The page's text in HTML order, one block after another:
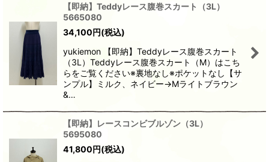
【即納】Teddyレース腹巻スカート（3L）
5665080
34,100円(税込)
yukiemon 【即納】Teddyレース腹巻スカート
（3L）Teddyレース腹巻スカート（M）はこち
らをご覧ください※裏地なし※ポケットなし【サ
ンプル】ミルク、ネイビー→Mライトブラウン
&…
【即納】レースコンビブルゾン（3L）
5695080
41,800円(税込)